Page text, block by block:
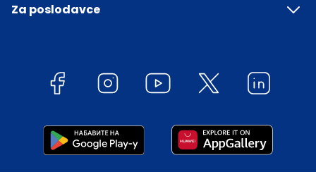
Za poslodavce